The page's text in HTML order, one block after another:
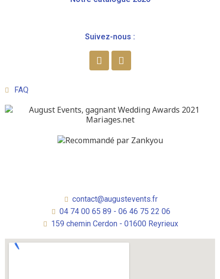
Suivez-nous :
FAQ
contact@augustevents.fr
04 74 00 65 89 - 06 46 75 22 06
159 chemin Cerdon - 01600 Reyrieux